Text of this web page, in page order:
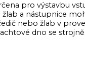
pro výstavbu
a nástupnice
nebo žlab v
dno se